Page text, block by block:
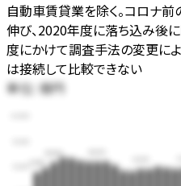
自動車賃貸業を除く。コロナ
伸び、2020年度に落ち込み後
度にかけて調査手法の変更に
は接続して比較できない
単位:億円